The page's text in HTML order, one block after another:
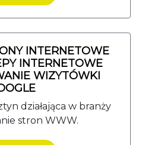
INTERNETOWE
INTERNETOWE
WIZYTÓWKI
działająca w branży
stron WWW.